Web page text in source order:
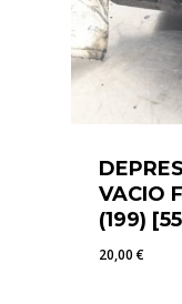
VACIO
(199)
20,00€